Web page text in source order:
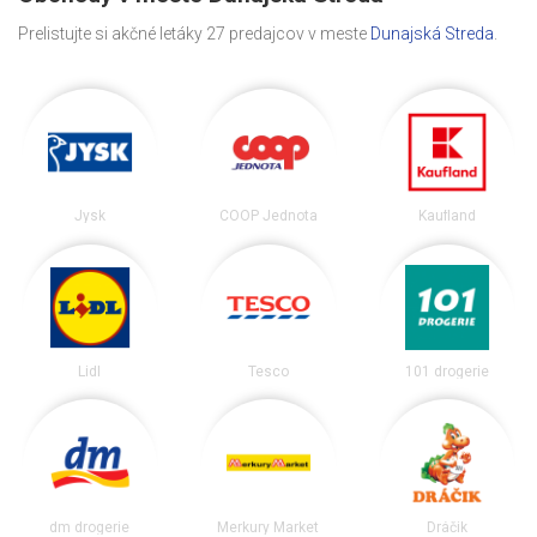
Prelistujte si akčné letáky 27 predajcov v meste Dunajská Streda.
Jysk COOP Jednota Kaufland
Lidl Tesco 101 drogerie
dm drogerie Merkury Market Dráčik